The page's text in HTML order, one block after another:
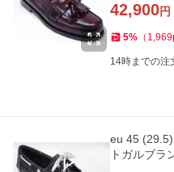
42,900円
5% （ 1,969
14時までの注
eu 45